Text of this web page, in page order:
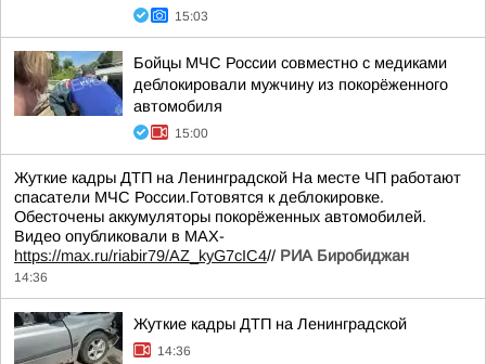
15:03
Бойцы МЧС России совместно с медиками
деблокировали мужчину из покорёженного
автомобиля
15:00
Жуткие кадры ДТП на Ленинградской На месте ЧП работают
спасатели МЧС России.Готовятся к деблокировке.
Обесточены аккумуляторы покорёженных автомобилей.
Видео опубликовали в МАХ-
https://max.ru/riabir79/AZ_kyG7cIC4// РИА Биробиджан
14:36
Жуткие кадры ДТП на Ленинградской
14:36